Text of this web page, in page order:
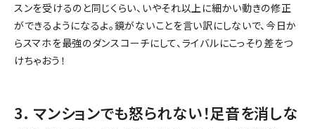
スンを受けるのと同じくらい、いやそれ以上に細かい動きの修正
ができるようになるよ。鏡がないことを言い訳にしないで、今日か
らスマホを最強のダンスコーチにして、ライバルにこっそり差をつ
けちゃおう！
3. マンションでも怒られない！足音を消しな